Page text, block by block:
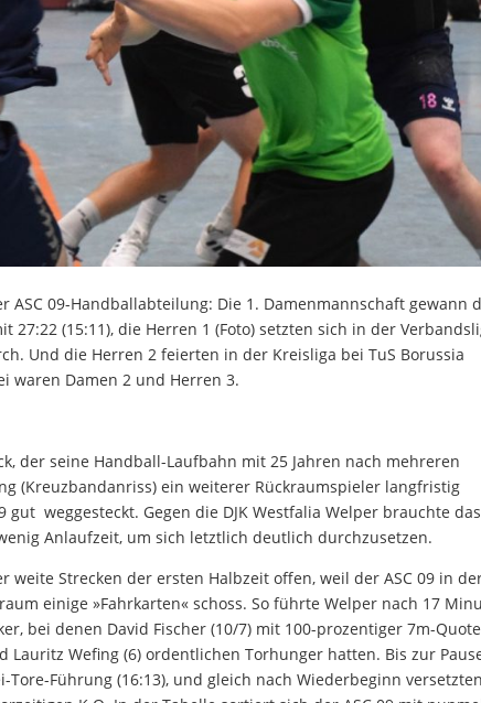
ASC 09-Handballabteilung: Die 1. Damenmannschaft gewann
27:22 (15:11), die Herren 1 (Foto) setzten sich in der
Und die Herren 2 feierten in der Kreisliga bei TuS Borussia
waren Damen 2 und Herren 3.
der seine Handball-Laufbahn mit 25 Jahren nach mehreren
(Kreuzbandanriss) ein weiterer Rückraumspieler langfristig
gut weggesteckt. Gegen die DJK Westfalia Welper brauchte das
Anlaufzeit, um sich letztlich deutlich durchzusetzen.
weite Strecken der ersten Halbzeit offen, weil der ASC 09 in
einige »Fahrkarten« schoss. So führte Welper nach 17
bei denen David Fischer (10/7) mit 100-prozentiger 7m-Quote
Lauritz Wefing (6) ordentlichen Torhunger hatten. Bis zur
Führung (16:13), und gleich nach Wiederbeginn